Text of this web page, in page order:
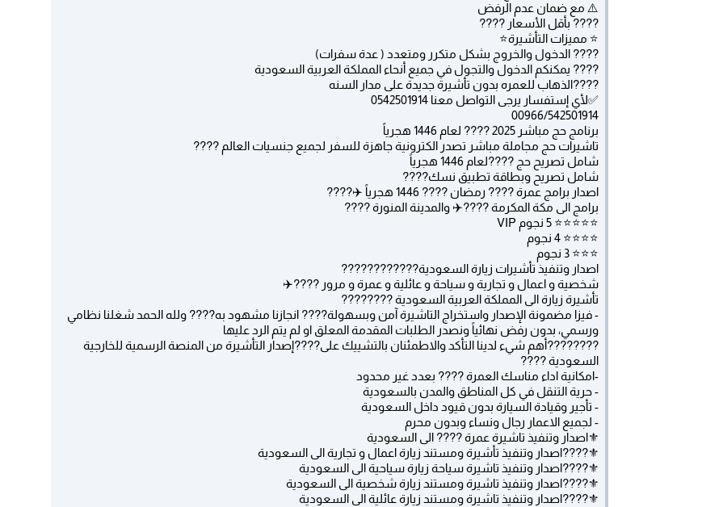
⚠️ مع ضمان عدم الرفض
???? بأقل الأسعار ????
⭐ مميزات التأشيرة⭐
???? الدخول والخروج بشكل متكرر ومتعدد ( عدة سفرات)
???? يمكنكم الدخول والتجول في جميع أنحاء المملكة العربية السعودية
????الذهاب للعمره بدون تأشيرة جديدة على مدار السنه
✅لأي إستفسار يرجى التواصل معنا 0542501914
00966/542501914
برنامج حج مباشر 2025 ???? لعام 1446 هجرياً
تاشيرات حج مجاملة مباشر تصدر الكترونية جاهزة للسفر لجميع جنسيات العالم ????
شامل تصريح حج ????لعام 1446 هجرياً
شامل تصريح وبطاقة تطبيق نسك????
اصدار برامج عمرة ???? رمضان ???? 1446 هجرياً ✈️????
برامج الى مكة المكرمة ????✈️ والمدينة المنورة ????
⭐️⭐️⭐️⭐️⭐️ 5 نجوم VIP
⭐️⭐️⭐️⭐️ 4 نجوم
⭐️⭐️⭐️ 3 نجوم
اصدار وتنفيذ تأشيرات زيارة السعودية????????????
شخصية و اعمال و تجارية و سياحة و عائلية و عمرة و مرور ????✈️
تأشيرة زيارة الى المملكة العربية السعودية ????????
- فيزا مضمونة الإصدار واستخراج التاشيرة آمن وبسهولة???? انجازنا مشهود به???? ولله الحمد شغلنا نظامي
ورسمي، بدون رفض نهائياً ونصدر الطلبات المقدمة المعلق او لم يتم الرد عليها
????????أهم شيء لدينا التأكد والاطمئنان بالتشييك على????إصدار التأشيرة من المنصة الرسمية للخارجية
السعودية ????
-امكانية اداء مناسك العمرة ???? بعدد غير محدود
- حرية التنقل في كل المناطق والمدن بالسعودية
- تأجير وقيادة السيارة بدون قيود داخل السعودية
- لجميع الاعمار رجال ونساء وبدون محرم
⚜️اصدار وتنفيذ تاشيرة عمرة ???? الى السعودية
⚜️????اصدار وتنفيذ تأشيرة ومستند زيارة اعمال و تجارية الى السعودية
⚜️????اصدار وتنفيذ تاشيرة سياحة زيارة سياحية الى السعودية
⚜️????اصدار وتنفيذ تاشيرة ومستند زيارة شخصية الى السعودية
⚜️????اصدار وتنفيذ تاشيرة ومستند زيارة عائلية الى السعودية